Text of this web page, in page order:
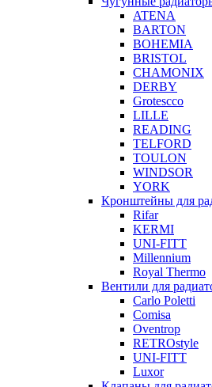
ATENA
BARTON
BOHEMIA
BRISTOL
CHAMONIX
DERBY
Grotescco
LILLE
READING
TELFORD
TOULON
WINDSOR
YORK
Кронштейны для
Rifar
KERMI
UNI-FITT
Millennium
Royal Thermo
Вентили для
Carlo Poletti
Comisa
Oventrop
RETROstyle
UNI-FITT
Luxor